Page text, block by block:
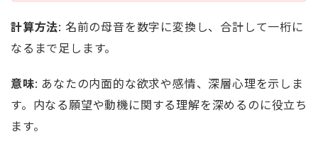
計算方法: 名前の母音を数字に変換し、合計して一桁に
なるまで足します。
意味: あなたの内面的な欲求や感情、深層心理を示しま
す。内なる願望や動機に関する理解を深めるのに役立ち
ます。